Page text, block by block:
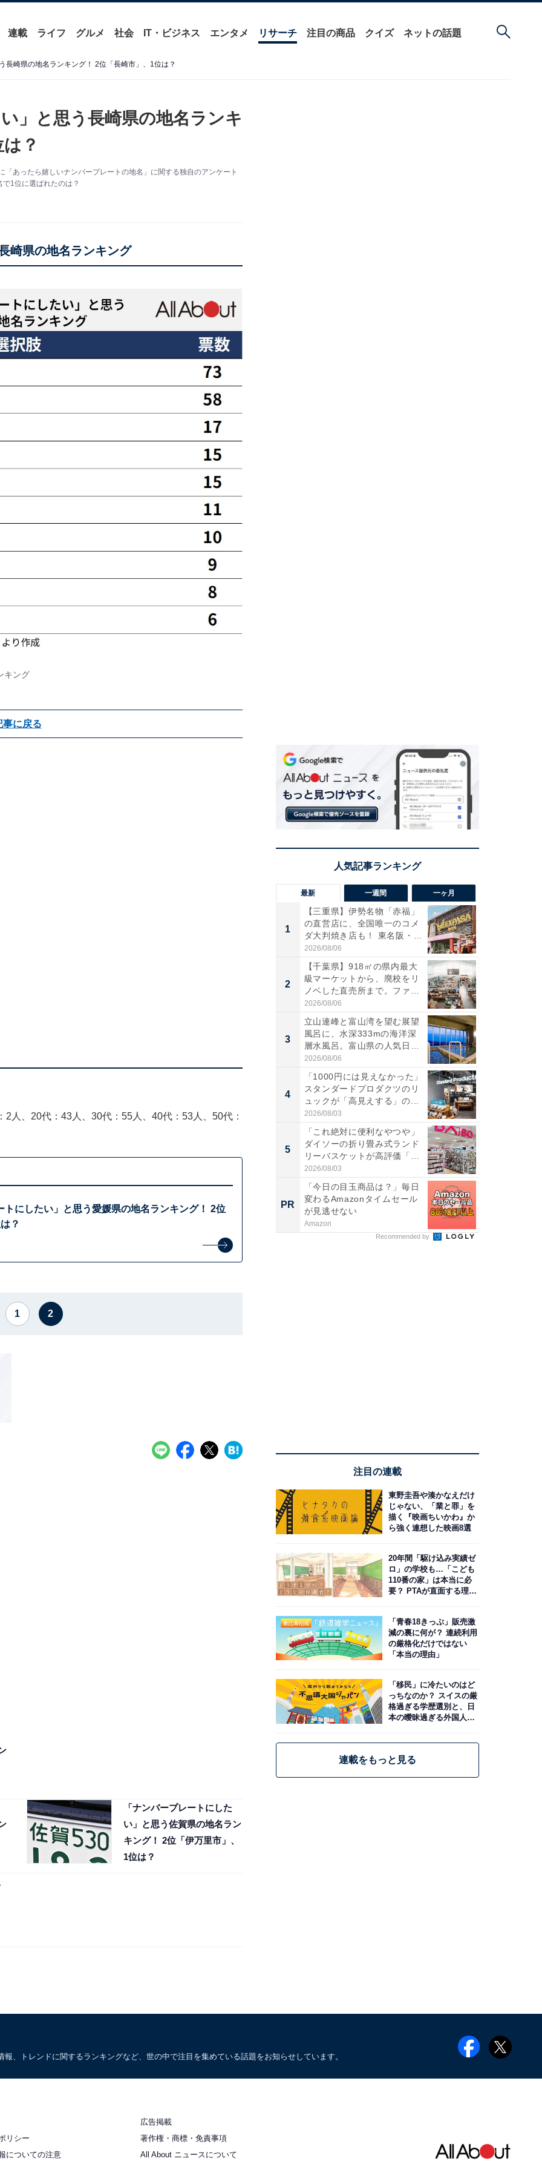
連載 ライフ グルメ 社会 IT・ビジネス エンタメ リサーチ 注目の商品 クイズ ネットの話題
長崎県の地名ランキング！ 2位「長崎市」、1位は？
」と思う長崎県の地名ランキ
？
あったら嬉しいナンバープレートの地名」に関する独自のアンケート
1位に選ばれたのは？
崎県の地名ランキング
キング
事に戻る
人、20代：43人、30代：55人、40代：53人、50代：
トにしたい」と思う愛媛県の地名ランキング！ 2位
？
1 2
「ナンバープレートにした
い」と思う佐賀県の地名ラン
キング！ 2位「伊万里市」、
1位は？
最新 一週間 一ヶ月
1
【三重県】伊勢名物「赤福」
の直営店に、全国唯一のコメ
ダ大判焼き店も！ 東名阪・
伊...
2026/08/06
2
【千葉県】918㎡の県内最大
級マーケットから、廃校をリ
ノベした直売所まで。ファ
ー...
2026/08/06
3
立山連峰と富山湾を望む展望
風呂に、水深333mの海洋深
層水風呂。富山県の人気日
帰...
2026/08/06
4
「1000円には見えなかった」
スタンダードプロダクツのリ
ュックが「高見えする」の...
2026/08/03
5
「これ絶対に便利なやつや」
ダイソーの折り畳み式ランド
リーバスケットが高評価「使
わ...
2026/08/03
PR
「今日の目玉商品は？」毎日
変わるAmazonタイムセール
が見逃せない
Amazon
Recommended by
注目の連載
東野圭吾や湊かなえだけ
じゃない、「業と罪」を
描く『映画ちいかわ』か
ら強く連想した映画8選
20年間「駆け込み実績ゼ
ロ」の学校も…「こども
110番の家」は本当に必
要？ PTAが直面する理想
「青春18きっぷ」販売激
減の裏に何が？ 連続利用
の厳格化だけではない
「本当の理由」
「移民」に冷たいのはど
っちなのか？ スイスの厳
格過ぎる学歴選別と、日
本の曖昧過ぎる外国人政
連載をもっと見る
、トレンドに関するランキングなど、世の中で注目を集めている話題をお知らせしています。
広告掲載
リシー
著作権・商標・免責事項
についての注意
All About ニュースについて